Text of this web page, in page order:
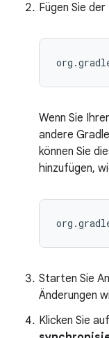
Fügen Sie
Wenn Sie Ihrer
andere
können Sie
hinzufügen,
Starten Sie
Änderungen
Klicken Sie auf